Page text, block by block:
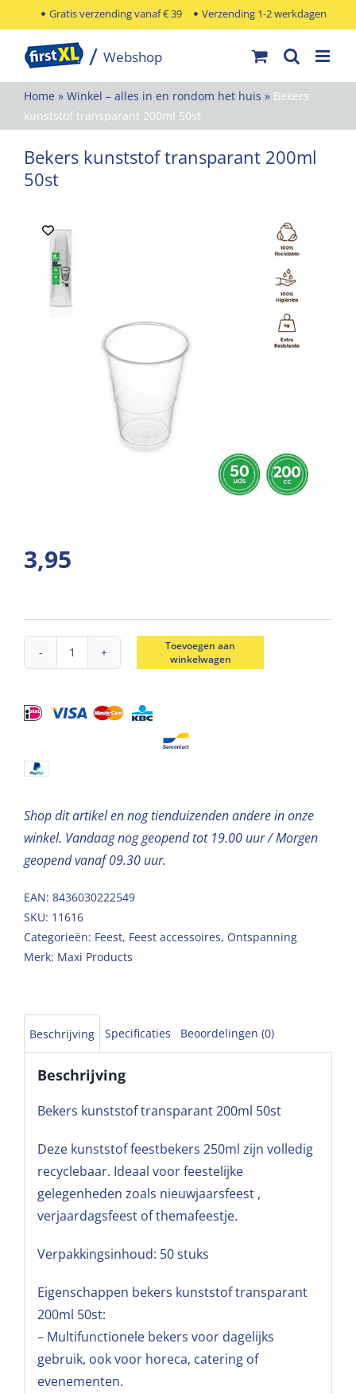
naar
inhoud
Gratis verzending vanaf € 39 Verzending 1-2 werkdagen
Home » Winkel – alles in en rondom het huis » Bekers
kunststof transparant 200ml 50st
Bekers kunststof transparant 200ml
50st
3,95
Bekers
transparant
Toevoegen aan
winkelwagen
Shop dit artikel en nog tienduizenden andere in onze
winkel. Vandaag nog geopend tot 19.00 uur / Morgen
geopend vanaf 09.30 uur.
EAN: 8436030222549
SKU: 11616
Categorieën: Feest, Feest accessoires, Ontspanning
Merk: Maxi Products
Beschrijving Specificaties Beoordelingen (0)
Beschrijving
Bekers kunststof transparant 200ml 50st
Deze kunststof feestbekers 250ml zijn volledig
recyclebaar. Ideaal voor feestelijke
gelegenheden zoals nieuwjaarsfeest ,
verjaardagsfeest of themafeestje.
Verpakkingsinhoud: 50 stuks
Eigenschappen bekers kunststof transparant
200ml 50st:
– Multifunctionele bekers voor dagelijks
gebruik, ook voor horeca, catering of
evenementen.